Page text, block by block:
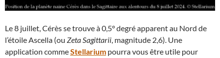
Le 8 juillet, Cérès se trouve à 0,5° degré apparent au Nord de
l’étoile Ascella (ou Zeta Sagittarii, magnitude 2,6). Une
application commeStellarium pourra vous être utile pour